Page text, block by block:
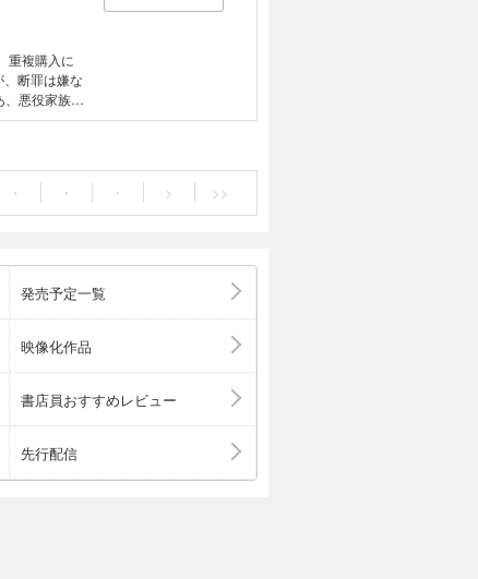
重複購入に
断罪は嫌な
、悪役家族
回避のため
ムの悪役モ
き下ろしSS
で真っ当に
嫌なので
込んだ乙女ゲ
電子書籍限
、断罪は
】 やり込ん
ます7【電
モブです
ろしSS付
真っ当に生
ームの悪役
定書き下ろ
・ ・ ・ > >>
発売予定一覧
映像化作品
書店員おすすめレビュー
先行配信